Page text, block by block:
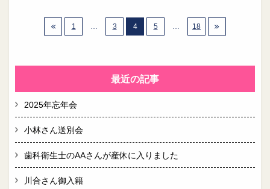
1 … 3 4 5 … 18
最近の記事
2025年忘年会
小林さん送別会
歯科衛生士のAAさんが産休に入りました
川合さん御入籍